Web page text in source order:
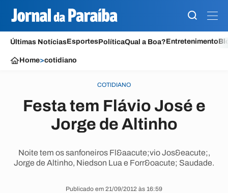
Últimas NotíciasEsportesPolíticaQual a Boa?Entretenimento
Home>cotidiano
COTIDIANO
Festa tem Flávio José e
Jorge de Altinho
Noite tem os sanfoneiros Fl&aacute;vio Jos&eacute;,
Jorge de Altinho, Niedson Lua e Forr&oacute; Saudade.
Publicado em 21/09/2012 às 16:59